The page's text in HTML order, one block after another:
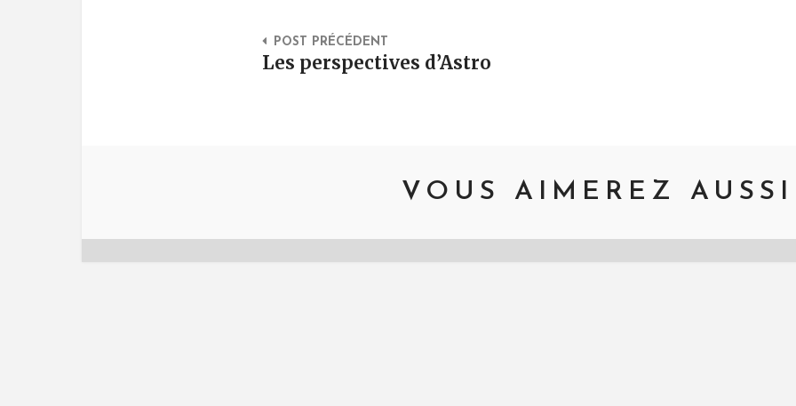
Post Navigation
POST PRÉCÉDENT
Les perspectives d’Astro
VOUS AIMEREZ AUSSI